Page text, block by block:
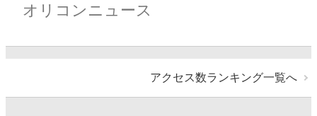
オリコンニュース
アクセス数ランキング一覧へ